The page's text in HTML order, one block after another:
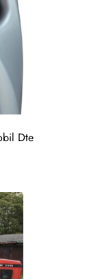
Dte